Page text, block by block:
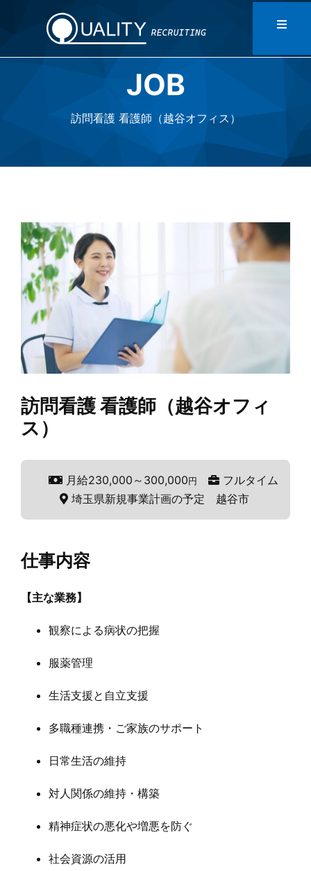
Toggle
MESSAGE
CONTACT
JOB
訪問看護 看護師（越谷オフィス）
訪問看護 看護師（越谷オフィ
ス）
月給230,000～300,000円
フルタイム
埼玉県新規事業計画の予定 越谷市
仕事内容
【主な業務】
観察による病状の把握
服薬管理
生活支援と自立支援
多職種連携・ご家族のサポート
日常生活の維持
対人関係の維持・構築
精神症状の悪化や増悪を防ぐ
社会資源の活用